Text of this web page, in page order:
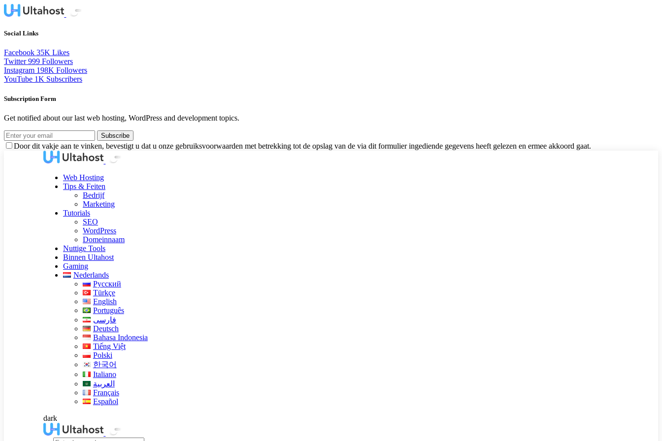
Social Links
Facebook 35K Likes
Twitter 999 Followers
Instagram 198K Followers
YouTube 1K Subscribers
Subscription Form
Get notified about our last web hosting, WordPress and development topics.
Subscribe
Door dit vakje aan te vinken, bevestigt u dat u onze gebruiksvoorwaarden met betrekking tot de opslag van de via dit formulier ingediende gegevens heeft gelezen en ermee akkoord gaat.
Web Hosting
Tips & Feiten
Bedrijf
Marketing
Tutorials
SEO
WordPress
Domeinnaam
Nuttige Tools
Binnen Ultahost
Gaming
Nederlands
Русский
Türkçe
English
Português
فارسی
Deutsch
Bahasa Indonesia
Tiếng Việt
Polski
한국어
Italiano
العربية
Français
Español
dark